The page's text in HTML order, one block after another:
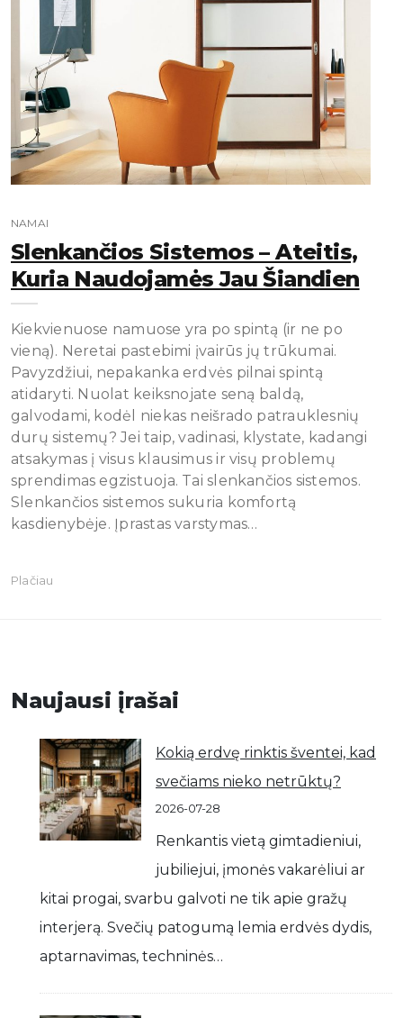
NAMAI
Slenkančios Sistemos – Ateitis,
Kuria Naudojamės Jau Šiandien
Kiekvienuose namuose yra po spintą (ir ne po
vieną). Neretai pastebimi įvairūs jų trūkumai.
Pavyzdžiui, nepakanka erdvės pilnai spintą
atidaryti. Nuolat keiksnojate seną baldą,
galvodami, kodėl niekas neišrado patrauklesnių
durų sistemų? Jei taip, vadinasi, klystate, kadangi
atsakymas į visus klausimus ir visų problemų
sprendimas egzistuoja. Tai slenkančios sistemos.
Slenkančios sistemos sukuria komfortą
kasdienybėje. Įprastas varstymas…
Plačiau
Naujausi įrašai
Kokią erdvę rinktis šventei, kad
svečiams nieko netrūktų?
2026-07-28
Renkantis vietą gimtadieniui,
jubiliejui, įmonės vakarėliui ar
kitai progai, svarbu galvoti ne tik apie gražų
interjerą. Svečių patogumą lemia erdvės dydis,
aptarnavimas, techninės…